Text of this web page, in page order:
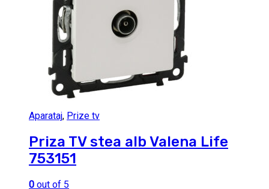
Aparataj, Prize tv
Priza TV stea alb Valena Life
753151
0 out of 5